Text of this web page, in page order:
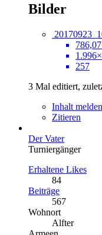
Bilder
257
3 Mal editiert,
Inhalt melden
Zitieren
Der Vater
Turniergänger
Erhaltene Likes
84
Beiträge
567
Wohnort
Alfter